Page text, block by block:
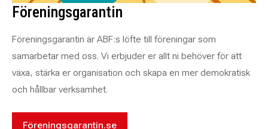
Föreningsgarantin
Föreningsgarantin är ABF:s löfte till föreningar som
samarbetar med oss. Vi erbjuder er allt ni behöver för att
växa, stärka er organisation och skapa en mer demokratisk
och hållbar verksamhet.
Föreningsgarantin.se